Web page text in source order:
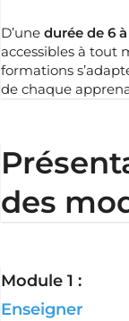
D’une durée de 6
accessibles à tout
formations
de chaque
des
Module 1 :
Enseigner